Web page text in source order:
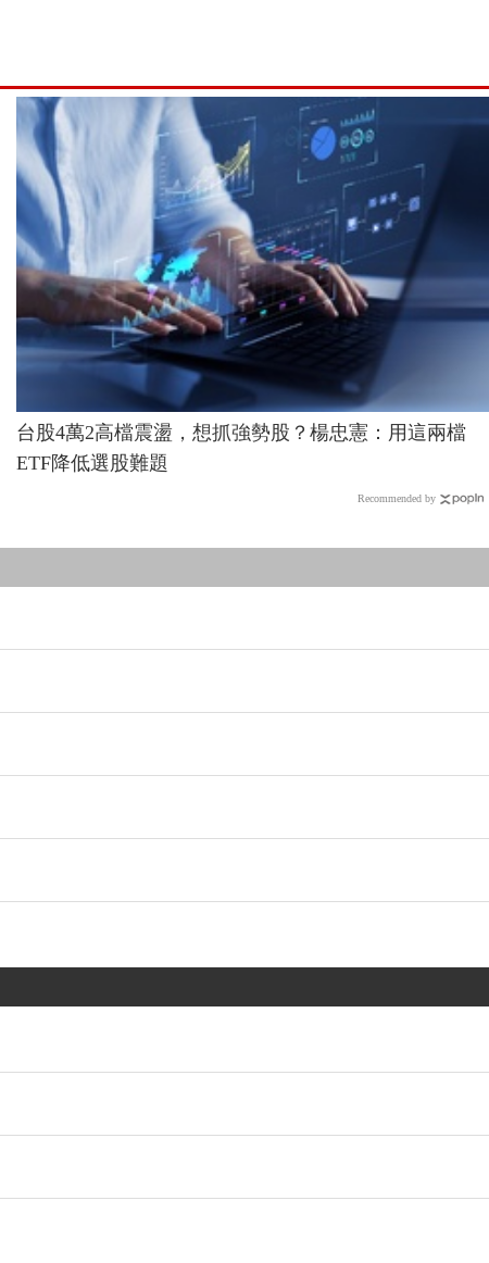
台股4萬2高檔震盪，想抓強勢股？楊忠憲：用這兩檔
ETF降低選股難題
Recommended by